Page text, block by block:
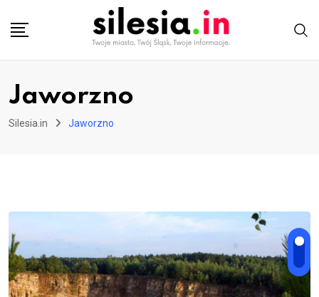
Jaworzno
Silesia.in Jaworzno